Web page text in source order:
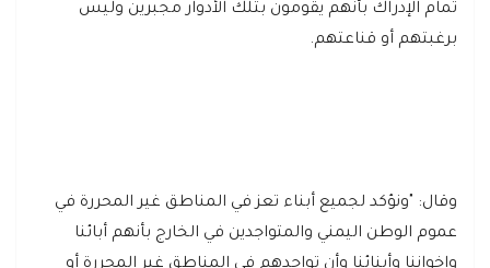
تمام الإدراك بأنهم يقومون بتلك الأدوار مجبرين وليس
برغبتهم أو قناعتهم.
وقال: "ونؤكد لجميع أبناء تعز في المناطق غير المحررة في
عموم الوطن اليمني والمتواجدين في الخارج بأنهم أبائنا